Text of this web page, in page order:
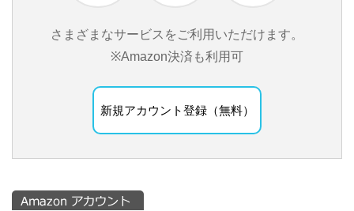
さまざまなサービスをご利用いただけます。
※Amazon決済も利用可
新規アカウント登録（無料）